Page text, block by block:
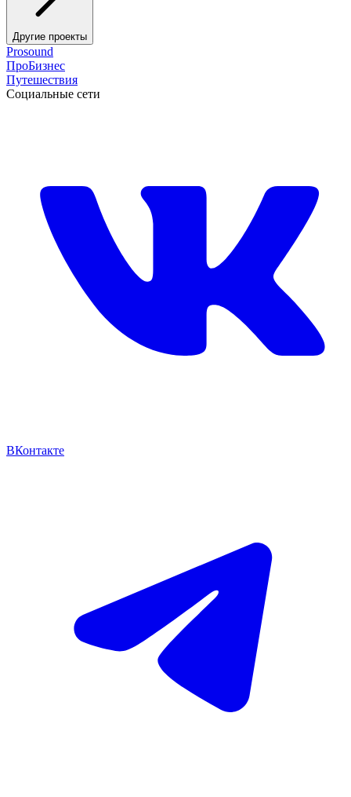
Другие проекты
Prosound
ПроБизнес
Путешествия
Социальные сети
ВКонтакте